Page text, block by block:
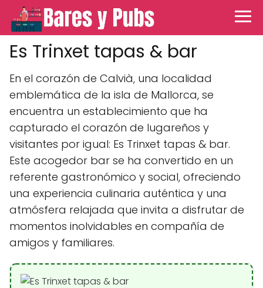
Es Trinxet tapas & bar
En el corazón de Calvià, una localidad
emblemática de la isla de Mallorca, se
encuentra un establecimiento que ha
capturado el corazón de lugareños y
visitantes por igual: Es Trinxet tapas & bar.
Este acogedor bar se ha convertido en un
referente gastronómico y social, ofreciendo
una experiencia culinaria auténtica y una
atmósfera relajada que invita a disfrutar de
momentos inolvidables en compañía de
amigos y familiares.